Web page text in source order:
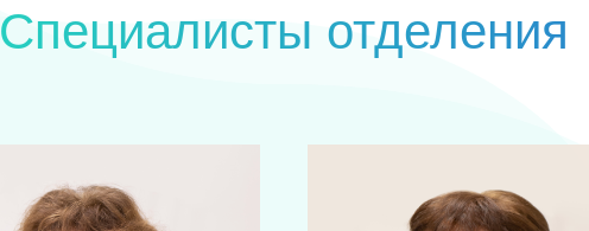
Специалисты отделения